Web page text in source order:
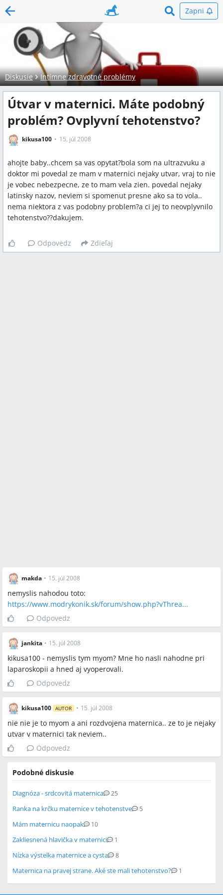
Zapni
Diskusie Intímne zdravotné problémy
Útvar v maternici. Máte podobný
problém? Ovplyvní tehotenstvo?
kikusa100 15. júl 2008
ahojte baby..chcem sa vas opytat?bola som na ultrazvuku a
doktor mi povedal ze mam v maternici nejaky utvar, vraj to nie
je vobec nebezpecne, ze to mam vela zien. povedal nejaky
latinsky nazov, neviem si spomenut presne ako sa to vola..
nema niektora z vas podobny problem?a ci jej to neovplyvnilo
tehotenstvo??dakujem.
Odpovedz Zdieľaj
makda • 15. júl 2008
nemyslis nahodou toto:
https://www.modrykonik.sk/forum/show.php?vThrea...
Odpovedz
jankita • 15. júl 2008
kikusa100 - nemyslis tym myom? Mne ho nasli nahodne pri
laparoskopii a hned aj vyoperovali.
Odpovedz
kikusa100 AUTOR • 15. júl 2008
nie nie je to myom a ani rozdvojena maternica.. ze to je nejaky
utvar v maternici tak neviem..
Odpovedz
Podobné diskusie
Diagnóza - srdcovitá maternica 25
Ranka na krčku maternice v tehotenstve 5
Mám maternicu naopak 10
Zakliesnená hlavička v maternici 1
Nízka výstelka maternice a cysta 8
Maternica na pravej strane. Aké ste mali tehotenstvo? 1